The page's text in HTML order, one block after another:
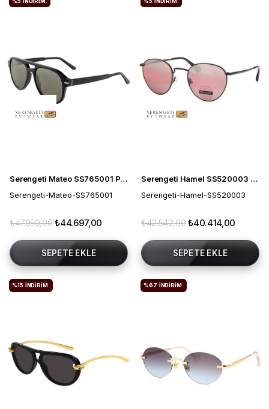
Serengeti Mateo SS765001 Polarize Erkek Güneş Gözlüğü
Serengeti-Mateo-SS765001
₺44.697,00
₺47.050,00
SEPETE EKLE
Serengeti Hamel SS520003 Polarize Fotokromik Unisex Güneş Gözlüğü
Serengeti-Hamel-SS520003
₺40.414,00
₺42.542,00
SEPETE EKLE
%15 İNDIRIM. %67 İNDIRIM.